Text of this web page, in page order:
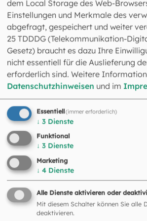
Halsschmerzen?
Fachreferat
Ansprechpartnerin: Stefanie
Preysingstraße 93
81667 München
089 48092-2215
kinderpastoral@eomuc.de
Mehr Infos zur
dem Local Storage des Web-
Einstellungen und Merkmale des
abgefragt, gespeichert und weiter
25 TDDDG (Telekommunikation-
Gesetz) braucht es dazu Ihre
nicht essentiell für die Auslieferung
erforderlich sind. Weitere
Datenschutzhinweisen und im
Essentiell(immer erforderlich)
↓ 3 Dienste
Funktional
↓ 3 Dienste
Marketing
↓ 4 Dienste
Alle Dienste aktivieren oder
Mit diesem Schalter können Sie alle
deaktivieren.